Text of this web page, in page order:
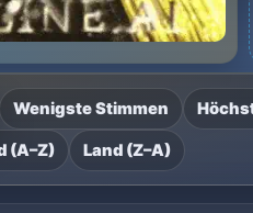
Wenigste Stimmen
(A–Z) Land (Z–A)